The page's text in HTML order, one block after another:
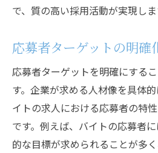
バイトから正社員への
求人市場における競争
バイト応募者向けのキ
応募者の心を掴む効果的な
人術
応募者のニーズに応え
企業ブランドを活かし
で、質の高い採用活動が実現しま
応募者ターゲットの明確
応募者ターゲットを明確にする
す。企業が求める人材像を具体
イトの求人における応募者の特
です。例えば、バイトの応募者
的な目標が求められることが多